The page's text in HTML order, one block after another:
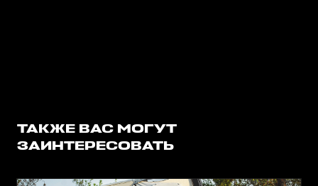
ТАКЖЕ ВАС МОГУТ
ЗАИНТЕРЕСОВАТЬ